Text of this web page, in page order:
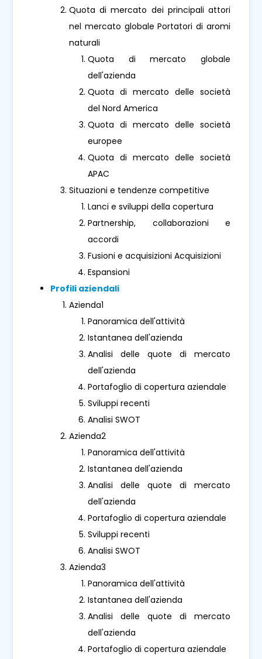
Quota di mercato dei principali attori
nel mercato globale Portatori di aromi
naturali
Quota di mercato globale
dell'azienda
Quota di mercato delle società
del Nord America
Quota di mercato delle società
europee
Quota di mercato delle società
APAC
Situazioni e tendenze competitive
Lanci e sviluppi della copertura
Partnership, collaborazioni e
accordi
Fusioni e acquisizioni Acquisizioni
Espansioni
Profili aziendali
Azienda1
Panoramica dell'attività
Istantanea dell'azienda
Analisi delle quote di mercato
dell'azienda
Portafoglio di copertura aziendale
Sviluppi recenti
Analisi SWOT
Azienda2
Panoramica dell'attività
Istantanea dell'azienda
Analisi delle quote di mercato
dell'azienda
Portafoglio di copertura aziendale
Sviluppi recenti
Analisi SWOT
Azienda3
Panoramica dell'attività
Istantanea dell'azienda
Analisi delle quote di mercato
dell'azienda
Portafoglio di copertura aziendale